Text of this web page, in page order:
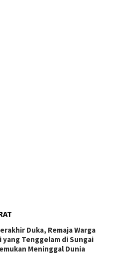
Duka, Remaja Warga
Tenggelam di Sungai
Meninggal Dunia